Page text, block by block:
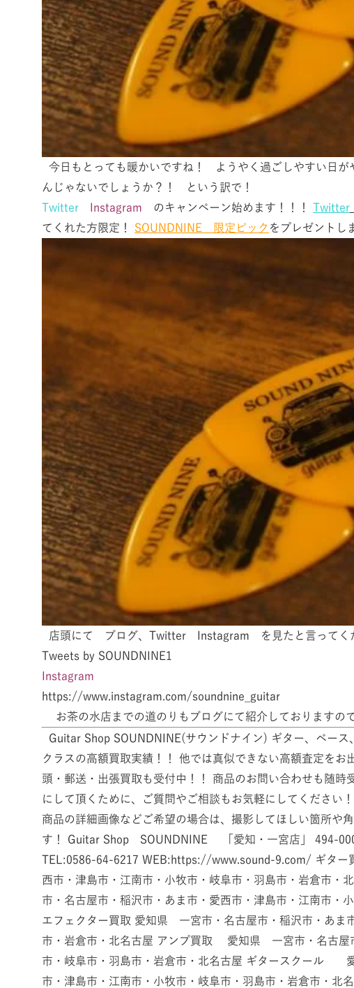
今日もとっても暖かいですね！ ようやく過ごしやすい日
んじゃないでしょうか？！ という訳で！
Twitter
Instagram のキャンペーン始めます！！！ Twitter
てくれた方限定！ SOUNDNINE 限定ピック をプレゼントし
店頭にて ブログ、Twitter Instagram を見たと言ってく
Tweets by SOUNDNINE1
Instagram
https://www.instagram.com/soundnine_guitar
お茶の水店までの道のりもブログにて紹介しておりますの
Guitar Shop SOUNDNINE(サウンドナイン) ギター、ベー
クラスの高額買取実績！！ 他では真似できない高額査定を
頭・郵送・出張買取も受付中！！ 商品のお問い合わせも随
にして頂くために、ご質問やご相談もお気軽にしてください
商品の詳細画像などご希望の場合は、撮影してほしい箇所や
す！ Guitar Shop SOUNDNINE 「愛知・一宮店」 494-
TEL:0586-64-6217 WEB:https://www.sound-9.com/ ギター
西市・津島市・江南市・小牧市・岐阜市・羽島市・岩倉市
市・名古屋市・稲沢市・あま市・愛西市・津島市・江南市・
エフェクター買取 愛知県 一宮市・名古屋市・稲沢市・あま
市・岩倉市・北名古屋 アンプ買取 愛知県 一宮市・名古屋
市・岐阜市・羽島市・岩倉市・北名古屋 ギタースクール
市・津島市・江南市・小牧市・岐阜市・羽島市・岩倉市・